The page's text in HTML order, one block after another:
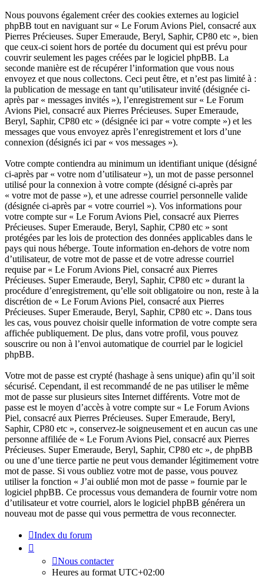
Nous pouvons également créer des cookies externes au logiciel
phpBB tout en naviguant sur « Le Forum Avions Piel, consacré aux
Pierres Précieuses. Super Emeraude, Beryl, Saphir, CP80 etc », bien
que ceux-ci soient hors de portée du document qui est prévu pour
couvrir seulement les pages créées par le logiciel phpBB. La
seconde manière est de récupérer l’information que vous nous
envoyez et que nous collectons. Ceci peut être, et n’est pas limité à :
la publication de message en tant qu’utilisateur invité (désignée ci-
après par « messages invités »), l’enregistrement sur « Le Forum
Avions Piel, consacré aux Pierres Précieuses. Super Emeraude,
Beryl, Saphir, CP80 etc » (désignée ici par « votre compte ») et les
messages que vous envoyez après l’enregistrement et lors d’une
connexion (désignés ici par « vos messages »).
Votre compte contiendra au minimum un identifiant unique (désigné
ci-après par « votre nom d’utilisateur »), un mot de passe personnel
utilisé pour la connexion à votre compte (désigné ci-après par
« votre mot de passe »), et une adresse courriel personnelle valide
(désignée ci-après par « votre courriel »). Vos informations pour
votre compte sur « Le Forum Avions Piel, consacré aux Pierres
Précieuses. Super Emeraude, Beryl, Saphir, CP80 etc » sont
protégées par les lois de protection des données applicables dans le
pays qui nous héberge. Toute information en-dehors de votre nom
d’utilisateur, de votre mot de passe et de votre adresse courriel
requise par « Le Forum Avions Piel, consacré aux Pierres
Précieuses. Super Emeraude, Beryl, Saphir, CP80 etc » durant la
procédure d’enregistrement, qu’elle soit obligatoire ou non, reste à la
discrétion de « Le Forum Avions Piel, consacré aux Pierres
Précieuses. Super Emeraude, Beryl, Saphir, CP80 etc ». Dans tous
les cas, vous pouvez choisir quelle information de votre compte sera
affichée publiquement. De plus, dans votre profil, vous pouvez
souscrire ou non à l’envoi automatique de courriel par le logiciel
phpBB.
Votre mot de passe est crypté (hashage à sens unique) afin qu’il soit
sécurisé. Cependant, il est recommandé de ne pas utiliser le même
mot de passe sur plusieurs sites Internet différents. Votre mot de
passe est le moyen d’accès à votre compte sur « Le Forum Avions
Piel, consacré aux Pierres Précieuses. Super Emeraude, Beryl,
Saphir, CP80 etc », conservez-le soigneusement et en aucun cas une
personne affiliée de « Le Forum Avions Piel, consacré aux Pierres
Précieuses. Super Emeraude, Beryl, Saphir, CP80 etc », de phpBB
ou une d’une tierce partie ne peut vous demander légitimement votre
mot de passe. Si vous oubliez votre mot de passe, vous pouvez
utiliser la fonction « J’ai oublié mon mot de passe » fournie par le
logiciel phpBB. Ce processus vous demandera de fournir votre nom
d’utilisateur et votre courriel, alors le logiciel phpBB générera un
nouveau mot de passe qui vous permettra de vous reconnecter.
Index du forum
Nous contacter
Heures au format UTC+02:00